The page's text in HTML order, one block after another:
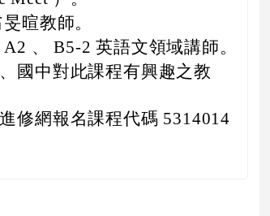
暄教師。
、 B5-2 英語文領域講師。
國中對此課程有興趣之教
修網報名課程代碼 5314014